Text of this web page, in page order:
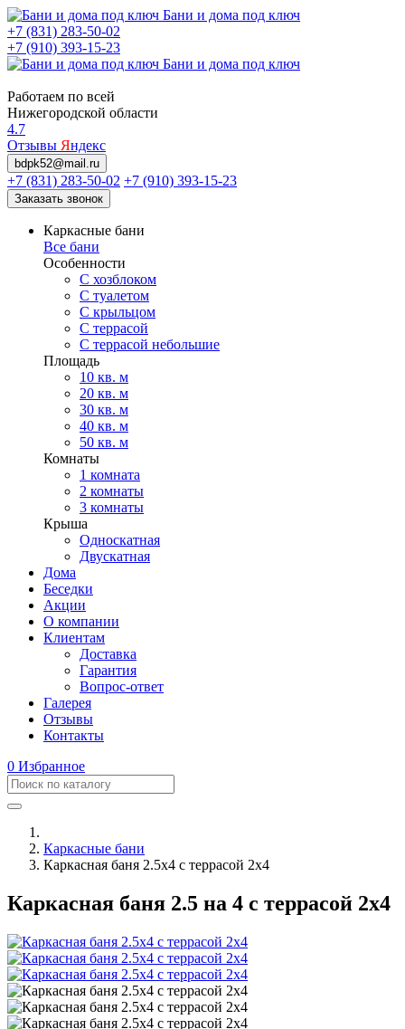
Бани и дома под ключ
+7 (831) 283-50-02
+7 (910) 393-15-23
Бани и дома под ключ
Работаем по всей
Нижегородской области
4.7
Отзывы Яндекс
bdpk52@mail.ru
+7 (831) 283-50-02 +7 (910) 393-15-23
Заказать звонок
Каркасные бани
Все бани
Особенности
С хозблоком
С туалетом
С крыльцом
С террасой
С террасой небольшие
Площадь
10 кв. м
20 кв. м
30 кв. м
40 кв. м
50 кв. м
Комнаты
1 комната
2 комнаты
3 комнаты
Крыша
Односкатная
Двускатная
Дома
Беседки
Акции
О компании
Клиентам
Доставка
Гарантия
Вопрос-ответ
Галерея
Отзывы
Контакты
0 Избранное
Каркасные бани
Каркасная баня 2.5х4 с террасой 2х4
Каркасная баня 2.5 на 4 с террасой 2х4